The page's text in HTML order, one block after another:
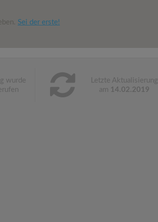
Sei der erste!
wurde
Letzte Aktualisierung
am 14.02.2019